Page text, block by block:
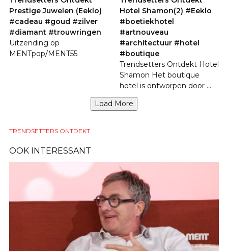
Prestige Juwelen (Eeklo)
#cadeau #goud #zilver
#diamant #trouwringen
Uitzending op
MENTpop/MENT55
Hotel Shamon(2) #Eeklo
#boetiekhotel
#artnouveau
#architectuur #hotel
#boutique
Trendsetters Ontdekt Hotel
Shamon Het boutique
hotel is ontworpen door ...
Load More
TRENDSETTERS ONTDEKT
OOK INTERESSANT